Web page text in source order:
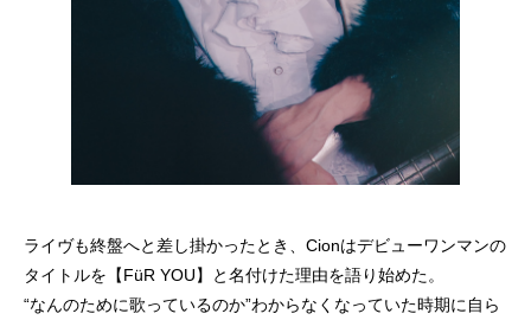
ライヴも終盤へと差し掛かったとき、Cionはデビューワンマンの
タイトルを【FüR YOU】と名付けた理由を語り始めた。
“なんのために歌っているのか”わからなくなっていた時期に自ら